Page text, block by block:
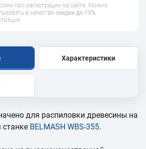
при регистрации на сайте. Можно
в качестве скидки до 15%.
Характеристики
для распиловки древесины на
BELMASH WBS-355.